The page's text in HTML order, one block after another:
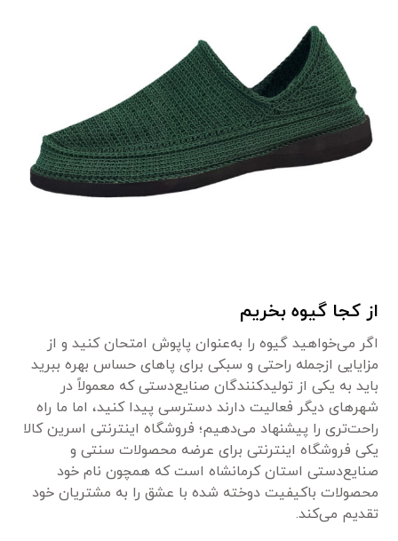
از کجا گیوه بخریم
اگر می‌خواهید گیوه را به‌عنوان پاپوش امتحان کنید و از
مزایایی ازجمله راحتی و سبکی برای پاهای حساس بهره ببرید
باید به یکی از تولیدکنندگان صنایع‌دستی که معمولاً در
شهرهای دیگر فعالیت دارند دسترسی پیدا کنید، اما ما راه
راحت‌تری را پیشنهاد می‌دهیم؛ فروشگاه اینترنتی اسرین کالا
یکی فروشگاه اینترنتی برای عرضه محصولات سنتی و
صنایع‌دستی استان کرمانشاه است که همچون نام خود
محصولات باکیفیت دوخته شده با عشق را به مشتریان خود
تقدیم می‌کند.